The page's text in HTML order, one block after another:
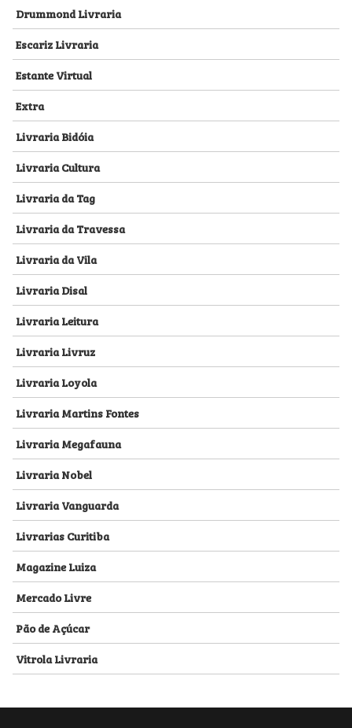
Drummond Livraria
Escariz Livraria
Estante Virtual
Extra
Livraria Bidóia
Livraria Cultura
Livraria da Tag
Livraria da Travessa
Livraria da Vila
Livraria Disal
Livraria Leitura
Livraria Livruz
Livraria Loyola
Livraria Martins Fontes
Livraria Megafauna
Livraria Nobel
Livraria Vanguarda
Livrarias Curitiba
Magazine Luiza
Mercado Livre
Pão de Açúcar
Vitrola Livraria